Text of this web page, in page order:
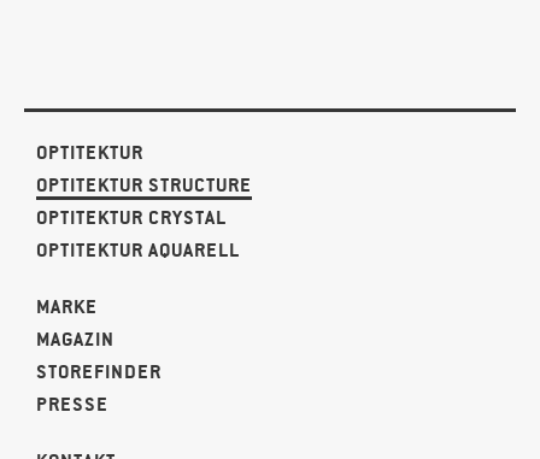
OPTITEKTUR
OPTITEKTUR STRUCTURE
OPTITEKTUR CRYSTAL
OPTITEKTUR AQUARELL
MARKE
MAGAZIN
STOREFINDER
PRESSE